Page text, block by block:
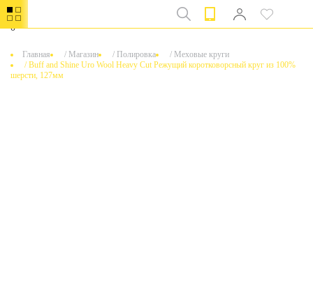
0
Главная / Магазин / Полировка / Меховые круги
/Buff and Shine Uro Wool Heavy Cut Режущий коротковорсный круг из 100%
шерсти, 127мм